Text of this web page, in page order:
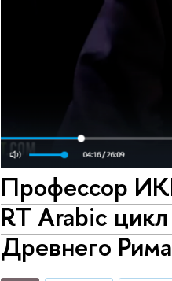
Профессор
RT Arabic
Древнего